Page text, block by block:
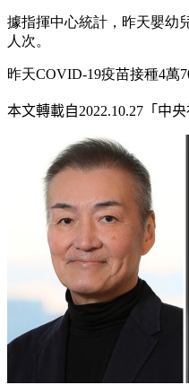
據指揮中心統計，昨天嬰幼
人次。
昨天COVID-19疫苗接種4萬
本文轉載自2022.10.27 「中央